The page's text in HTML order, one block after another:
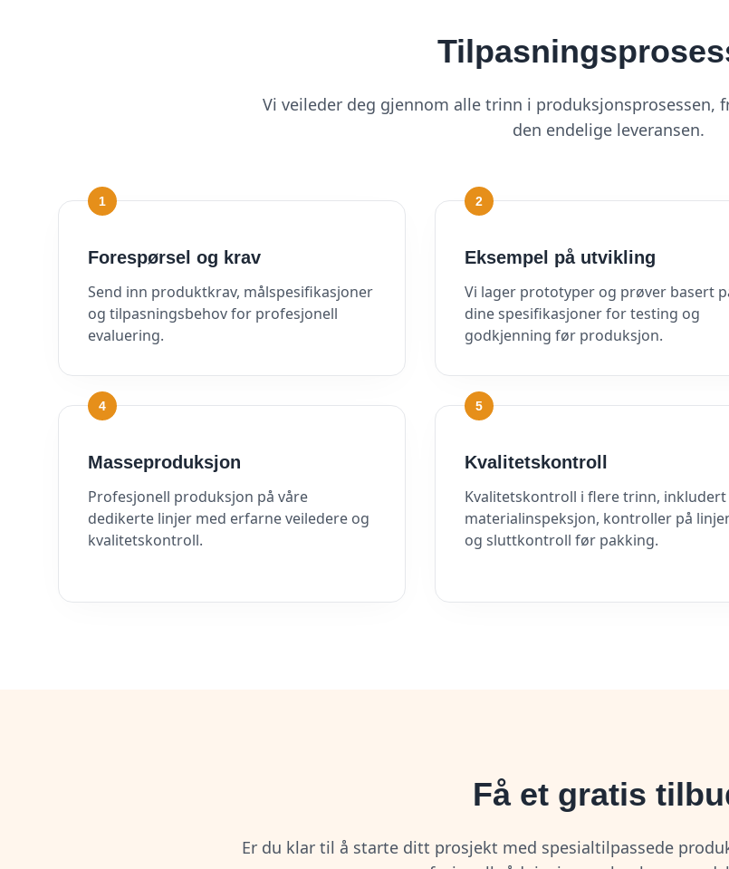
Vi veileder deg gjennom alle trinn i produksjonsprosessen,
den endelige leveransen.
1
Forespørsel og krav
Send inn produktkrav, målspesifikasjoner
og tilpasningsbehov for profesjonell
evaluering.
2
Eksempel på utvikling
Vi lager prototyper og prøver basert
dine spesifikasjoner for testing og
godkjenning før produksjon.
4
Masseproduksjon
Profesjonell produksjon på våre
dedikerte linjer med erfarne veiledere og
kvalitetskontroll.
5
Kvalitetskontroll
Kvalitetskontroll i flere trinn, inkludert
materialinspeksjon, kontroller på
og sluttkontroll før pakking.
Få et gratis
Er du klar til å starte ditt prosjekt med spesialtilpassede